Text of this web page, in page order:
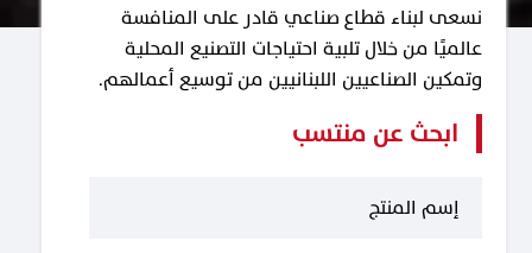
نسعى لبناء قطاع صناعي قادر على المنافسة
عالميًا من خلال تلبية احتياجات التصنيع المحلية
وتمكين الصناعيين اللبنانيين من توسيع أعمالهم.
ابحث عن منتسب